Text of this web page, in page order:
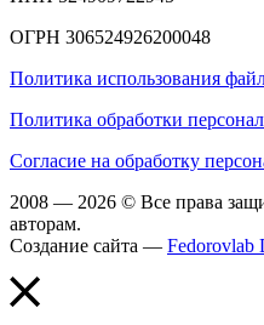
ОГРН 306524926200048
Политика использования
Политика обработки
Согласие на обработку
2008 — 2026 © Все права
авторам.
Создание сайта — Fedorovlab